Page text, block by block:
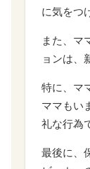
に気をつ
また、マ
ョンは、
特に、マ
ママもい
礼な行為
最後に、